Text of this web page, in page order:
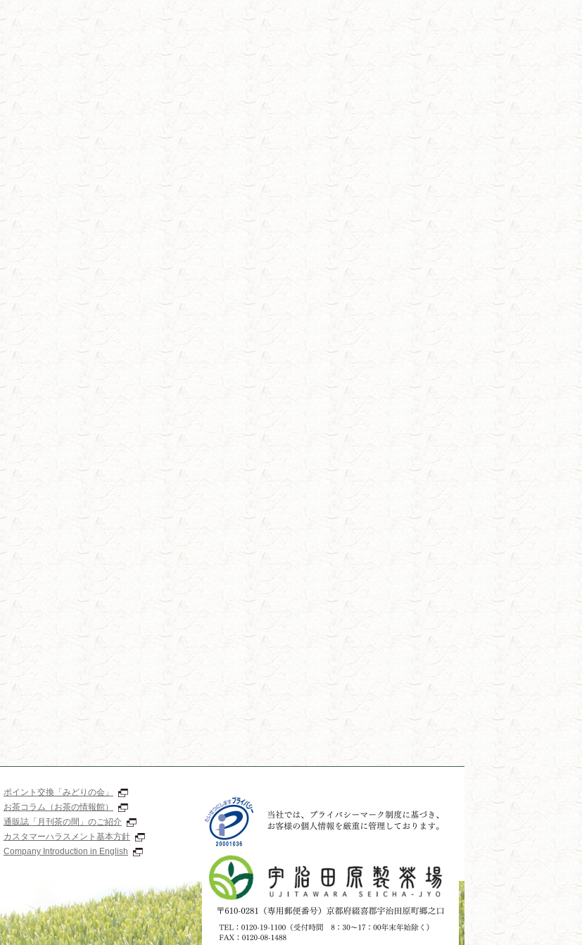
ポイント交換「みどりの会」
お茶コラム（お茶の情報館）
通販誌「月刊茶の間」のご紹介
カスタマーハラスメント基本方針
Company Introduction in English